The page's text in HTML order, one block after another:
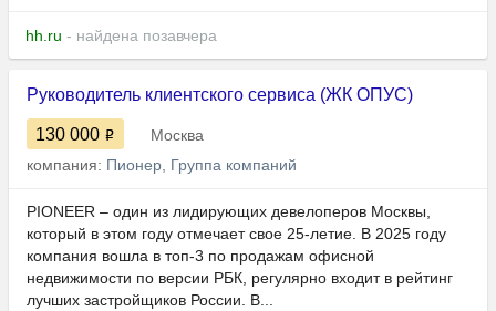
hh.ru - найдена позавчера
Руководитель клиентского сервиса (ЖК ОПУС)
130 000
Москва
компания: Пионер, Группа компаний
PIONEER – один из лидирующих девелоперов Москвы,
который в этом году отмечает свое 25-летие. В 2025 году
компания вошла в топ-3 по продажам офисной
недвижимости по версии РБК, регулярно входит в рейтинг
лучших застройщиков России. В...